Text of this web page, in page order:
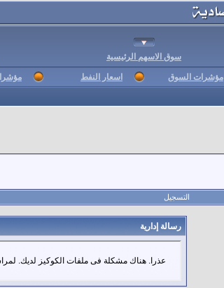
سوق الاسهم الرئيسية
مؤشرات السوق اسعار النفط
التسجيل
رسالة إدارية
عذرا. هناك مشكلة فى ملفات الكوكيز لديك.